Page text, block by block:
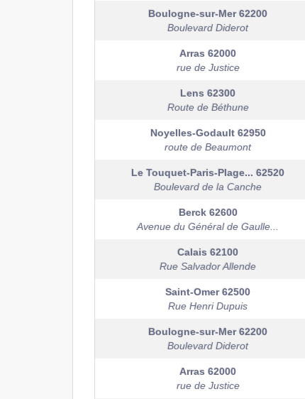
Boulogne-sur-Mer62200
Boulevard Diderot
Arras 62000
rue de Justice
Lens 62300
Route de Béthune
Noyelles-Godault 62950
route de Beaumont
Le Touquet-Paris-Plage... 62520
Boulevard de la Canche
Berck 62600
Avenue du Général de Gaulle...
Calais 62100
Rue Salvador Allende
Saint-Omer62500
Rue Henri Dupuis
Boulogne-sur-Mer62200
Boulevard Diderot
Arras 62000
rue de Justice